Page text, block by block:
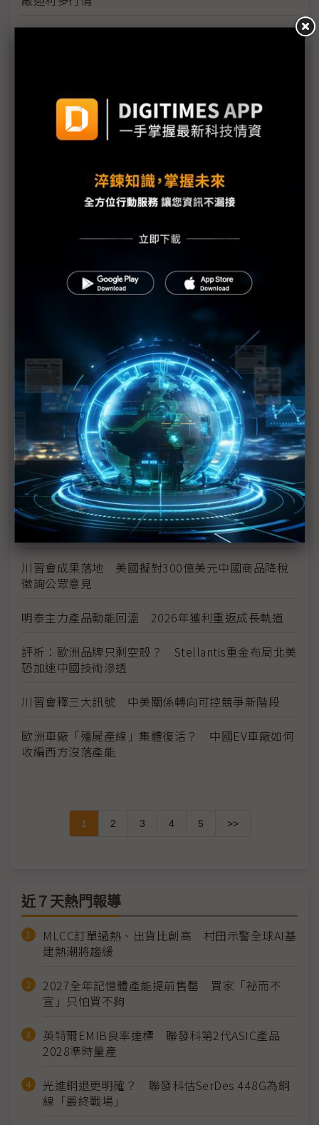
台美關稅與能源價格成兩大關鍵 尚騰看好2H26車市
模組拚2027放量
規避關稅大打平價與豪奢雙戰線 中系電動車4月歐
裕融嚴陳莉蓮：汽車、出行與用車事業的協同發展
AI應用與綠能發展推動創新
回應232關稅優惠上路 東陽：對台灣汽車零件產業
新纖：地緣風險是危機也是轉機 三大布局推進成長
台美投資MOU關稅優惠先落地 汽車零組件15%、航
中資背景也能過關 Volvo獲白宮豁免可繼續在美賣
車
裕隆國產、外銷同步並進 嚴陳莉蓮：AI賦能強化核
心競爭力與轉型
茂林加速東南亞布局 越南新廠2Q量產、泰國建廠規
畫隨後上
川普關稅再退款206億美元 CBP同步修正兩週前烏
龍數字
川習會成果落地 美國擬對300億美元中國商品降稅
徵詢公眾意見
明泰主力產品動能回溫 2026年獲利重返成長軌道
評析：歐洲品牌只剩空殼？ Stellantis重金布局北美
恐加速中國技術滲透
川習會釋三大訊號 中美關係轉向可控競爭新階段
歐洲車廠「殭屍產線」集體復活？ 中國EV車廠如何
收編西方沒落產能
1 2 3 4 5 >>
近７天熱門報導
MLCC訂單過熱、出貨比創高 村田示警全球AI基
建熱潮將趨緩
2027全年記憶體產能提前售罄 買家「祕而不
宣」只怕買不夠
英特爾EMIB良率達標 聯發科第2代ASIC產品
2028準時量產
光進銅退更明確？ 聯發科估SerDes 448G為銅
線「最終戰場」